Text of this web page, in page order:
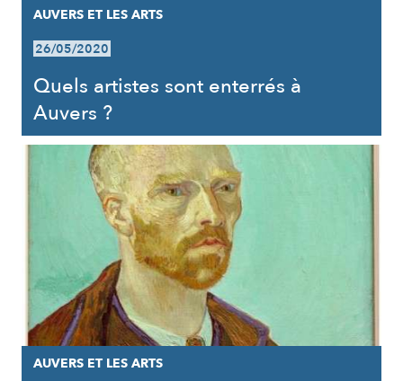
AUVERS ET LES ARTS
26/05/2020
Quels artistes sont enterrés à
Auvers ?
AUVERS ET LES ARTS